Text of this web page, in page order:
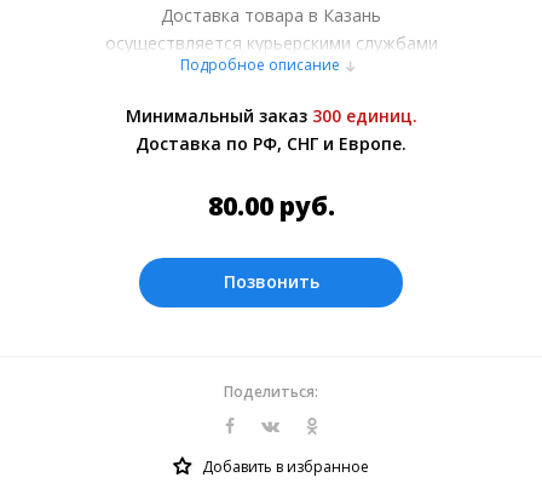
Доставка товара в Казань
осуществляется курьерскими службами
или самовывозом со склада в Москве.
менеджером.
Оплата производится в рублях.
Подробное описание
Минимальный заказ 300 единиц.
Доставка по РФ, СНГ и Европе.
80.00 руб.
Позвонить
Поделиться:
Добавить в избранное